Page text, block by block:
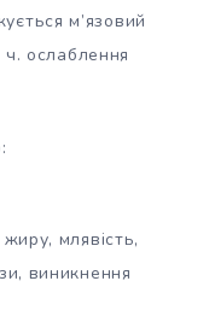
м’язовий
ч. ослаблення
млявість,
виникнення